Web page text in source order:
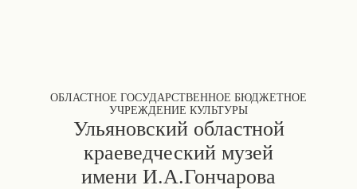
ОБЛАСТНОЕ ГОСУДАРСТВЕННОЕ БЮДЖЕТНОЕ
УЧРЕЖДЕНИЕ КУЛЬТУРЫ
Ульяновский областной
краеведческий музей
имени И.А.Гончарова